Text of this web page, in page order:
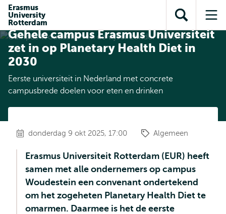
inhoud
gaan
gaan
Direct naar
subnavigatie
Erasmus
University
Rotterdam
Toon
zoekveld
Gehele campus Erasmus Universiteit
zet in op Planetary Health Diet in
2030
Eerste universiteit in Nederland met concrete
campusbrede doelen voor eten en drinken
donderdag 9 okt 2025, 17:00 Algemeen
Erasmus Universiteit Rotterdam (EUR) heeft
samen met alle ondernemers op campus
Woudestein een convenant ondertekend
om het zogeheten Planetary Health Diet te
omarmen. Daarmee is het de eerste